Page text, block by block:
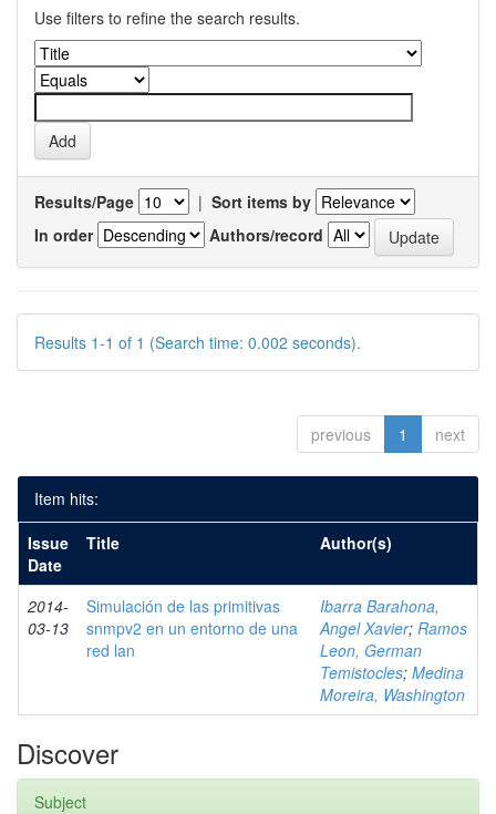
Use filters to refine the search results.
Results/Page | Sort items by
In order
Authors/record
Results 1-1 of 1 (Search time: 0.002 seconds).
previous 1 next
Item hits:
Issue
Date
Title Author(s)
2014-
03-13
Simulación de las primitivas
snmpv2 en un entorno de una
red lan
Ibarra Barahona,
Angel Xavier; Ramos
Leon, German
Temistocles; Medina
Moreira, Washington
Discover
Subject